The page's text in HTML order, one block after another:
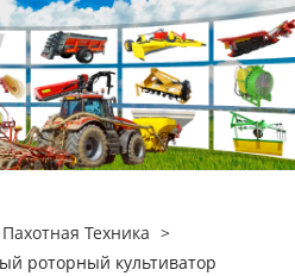
Пахотная Техника >
роторный культиватор